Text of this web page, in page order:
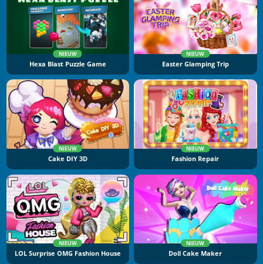
NIEUW
Hexa Blast Puzzle Game
NIEUW
Easter Glamping Trip
NIEUW
Cake DIY 3D
NIEUW
Fashion Repair
NIEUW
LOL Surprise OMG Fashion House
NIEUW
Doll Cake Maker